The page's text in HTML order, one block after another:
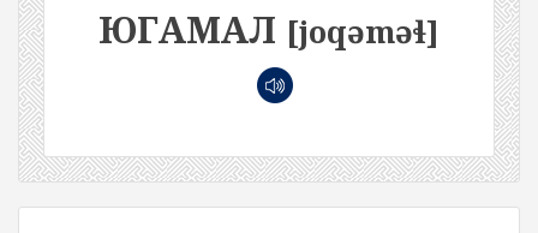
ЮГАМАЛ [joqəməɬ]